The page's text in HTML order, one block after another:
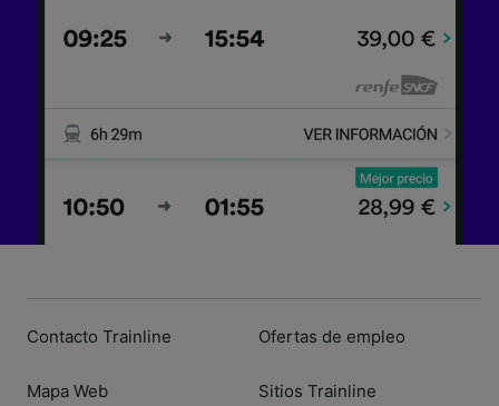
Contacto Trainline
Mapa Web
Ofertas de empleo
Sitios Trainline